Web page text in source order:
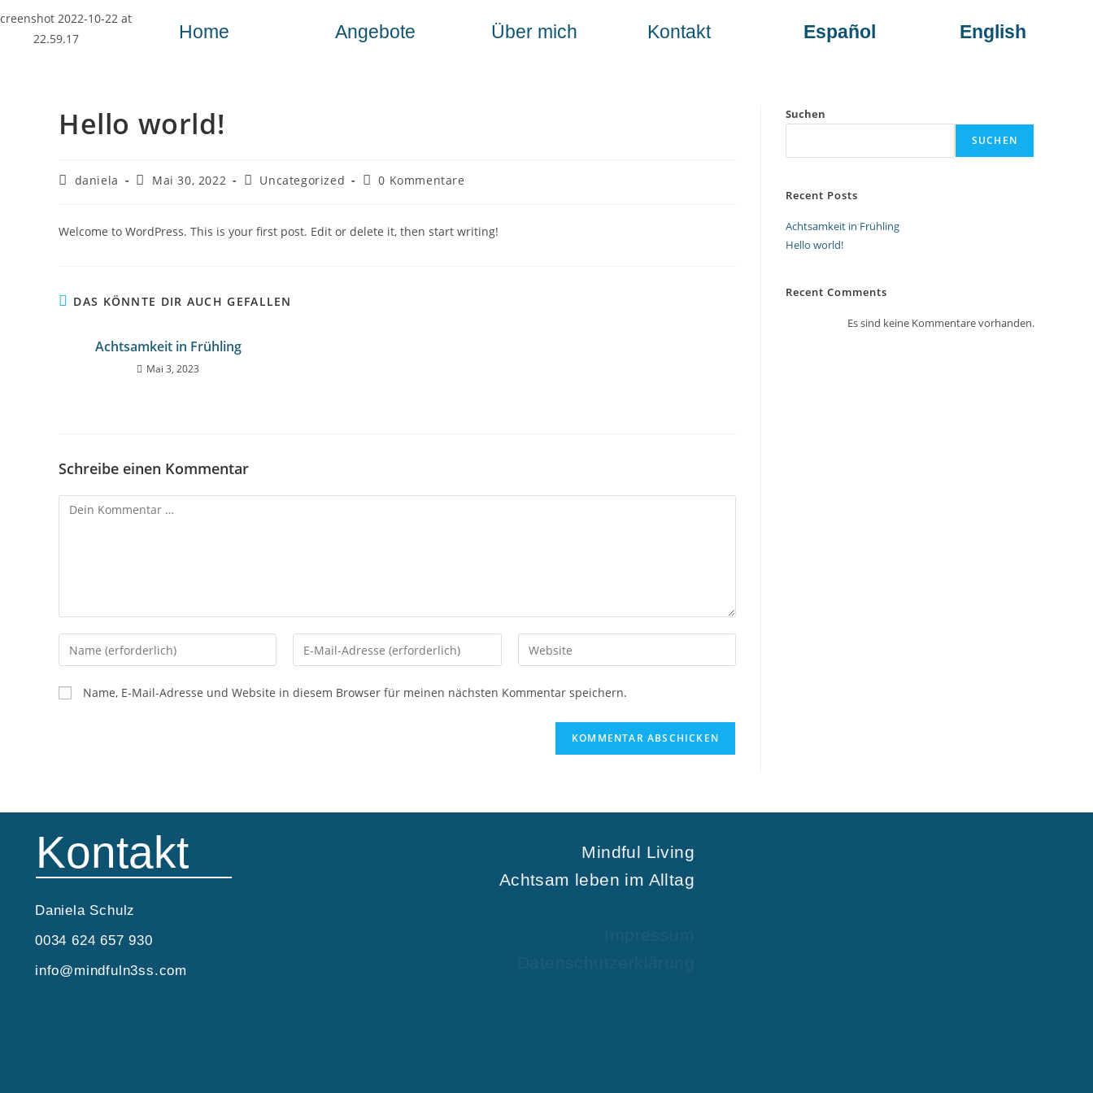
Home Angebote Über mich Kontakt Español English
Hello world!
daniela Mai 30, 2022 Uncategorized 0 Kommentare
Welcome to WordPress. This is your first post. Edit or delete it, then start writing!
DAS KÖNNTE DIR AUCH GEFALLEN
Achtsamkeit in Frühling
Mai 3, 2023
Schreibe einen Kommentar
Name, E-Mail-Adresse und Website in diesem Browser für meinen nächsten Kommentar speichern.
Suchen
SUCHEN
Recent Posts
Achtsamkeit in Frühling
Hello world!
Recent Comments
Es sind keine Kommentare vorhanden.
Kontakt
Daniela Schulz
0034 624 657 930
info@mindfuln3ss.com
Mindful Living
Achtsam leben im Alltag